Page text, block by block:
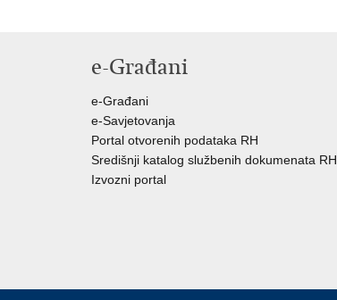
e-Građani
e-Građani
e-Savjetovanja
Portal otvorenih podataka RH
Središnji katalog službenih dokumenata RH
Izvozni portal